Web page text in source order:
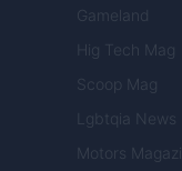
Gameland
Hig Tech Mag
Scoop Mag
Lgbtqia News
Motors